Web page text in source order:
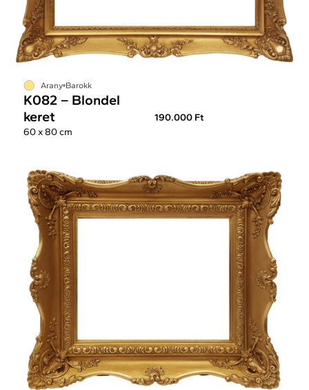
Arany Barokk
K082 – Blondel
keret
190.000 Ft
60 x 80 cm